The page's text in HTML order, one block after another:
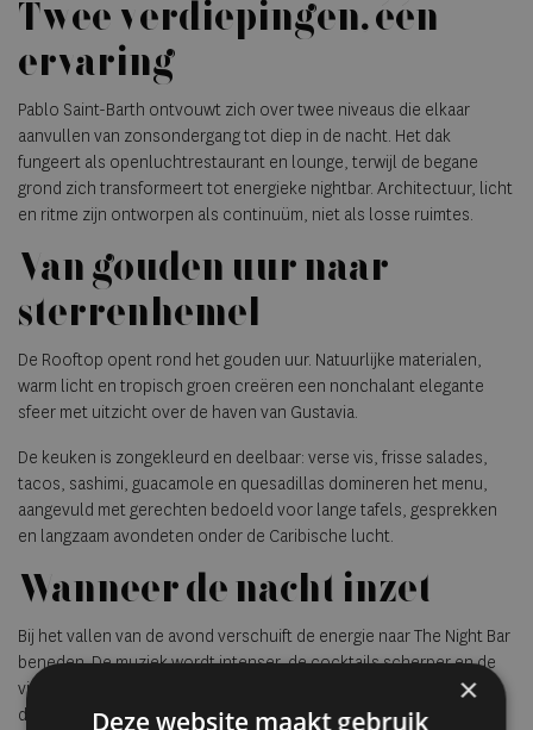
Twee verdiepingen, één
ervaring
Pablo Saint-Barth ontvouwt zich over twee niveaus die elkaar
aanvullen van zonsondergang tot diep in de nacht. Het dak
fungeert als openluchtrestaurant en lounge, terwijl de begane
grond zich transformeert tot energieke nightbar. Architectuur, licht
en ritme zijn ontworpen als continuüm, niet als losse ruimtes.
Van gouden uur naar
sterrenhemel
De Rooftop opent rond het gouden uur. Natuurlijke materialen,
warm licht en tropisch groen creëren een nonchalant elegante
sfeer met uitzicht over de haven van Gustavia.
De keuken is zongekleurd en deelbaar: verse vis, frisse salades,
tacos, sashimi, guacamole en quesadillas domineren het menu,
aangevuld met gerechten bedoeld voor lange tafels, gesprekken
en langzaam avondeten onder de Caribische lucht.
Wanneer de nacht inzet
Bij het vallen van de avond verschuift de energie naar The Night Bar
beneden. De muziek wordt intenser, de cocktails scherper en de
vibe uitgesproken feestelijk. Curated dj-sets en premium spirits
dragen het ritme tot laat, in een sfeer die de Pablo-signatuur
×
Deze website maakt gebruik